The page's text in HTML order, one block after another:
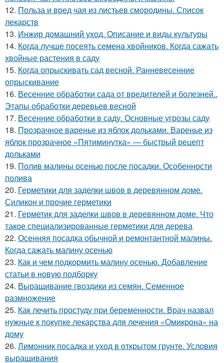
12. Польза и вред чая из листьев смородины. Список
лекарств
13. Инжир домашний уход. Описание и виды культуры
14. Когда лучше посеять семена хвойников. Когда сажать
хвойные растения в саду
15. Когда опрыскивать сад весной. Ранневесенние
опрыскивание
16. Весенние обработки сада от вредителей и болезней..
Этапы обработки деревьев весной
17. Весенние обработки в саду. Основные угрозы саду
18. Прозрачное варенье из яблок дольками. Варенье из
яблок прозрачное «Пятиминутка» — быстрый рецепт
дольками
19. Полив малины осенью после посадки. Особенности
полива
20. Герметики для заделки швов в деревянном доме.
Силикон и прочие герметики
21. Герметик для заделки швов в деревянном доме. Что
такое специализированные герметики для дерева
22. Осенняя посадка обычной и ремонтантной малины.
Когда сажать малину осенью
23. Как и чем подкормить малину осенью. Добавление
статьи в новую подборку
24. Выращивание гвоздики из семян. Семенное
размножение
25. Как лечить простуду при беременности. Врач назвал
нужные к покупке лекарства для лечения «Омикрона» на
дому
26. Лимонник посадка и уход в открытом грунте. Условия
выращивания